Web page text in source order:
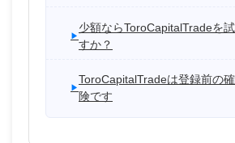
少額ならToroCapitalTradeを
すか？
ToroCapitalTradeは登録前の
険です